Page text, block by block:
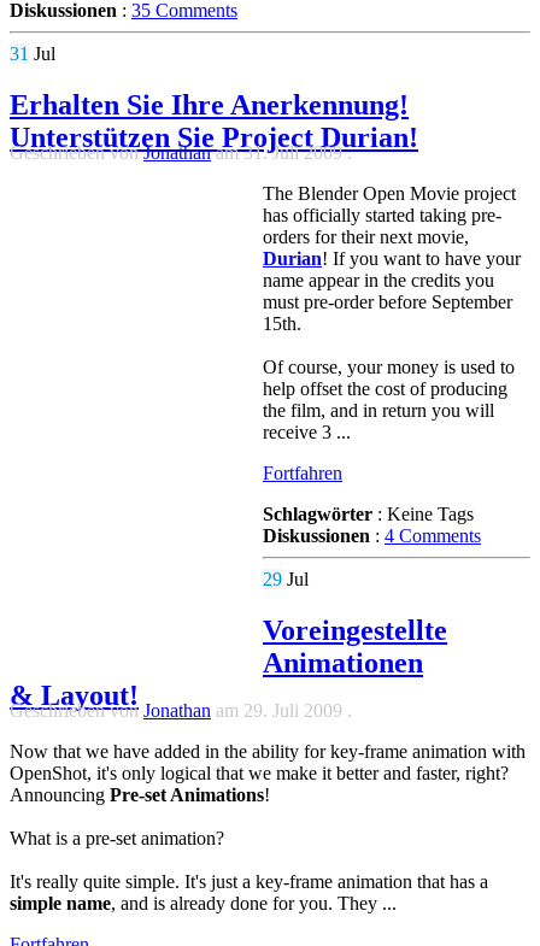
Diskussionen : 35 Comments
31 Jul
Erhalten Sie Ihre Anerkennung!
Unterstützen Sie Project Durian!
Geschrieben vonJonathanam31. Juli 2009.
The Blender Open Movie project
has officially started taking pre-
orders for their next movie,
Durian! If you want to have your
name appear in the credits you
must pre-order before September
15th.
Of course, your money is used to
help offset the cost of producing
the film, and in return you will
receive 3 ...
Fortfahren
Schlagwörter : Keine Tags
Diskussionen : 4 Comments
29 Jul
Voreingestellte
Animationen
& Layout!
Geschrieben von Jonathan am 29. Juli 2009 .
Now that we have added in the ability for key-frame animation with
OpenShot, it's only logical that we make it better and faster, right?
Announcing Pre-set Animations!
What is a pre-set animation?
It's really quite simple. It's just a key-frame animation that has a
simple name, and is already done for you. They ...